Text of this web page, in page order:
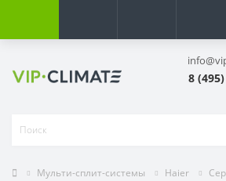
8
Мульти-сплит-системы Haier